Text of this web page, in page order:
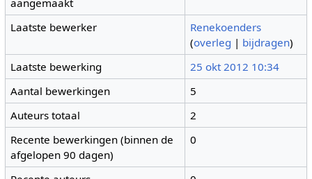
aangemaakt
Laatste bewerker
Renekoenders
(overleg | bijdragen)
Laatste bewerking
25 okt 2012 10:34
Aantal bewerkingen
5
Auteurs totaal
2
Recente bewerkingen (binnen de
afgelopen 90 dagen)
0